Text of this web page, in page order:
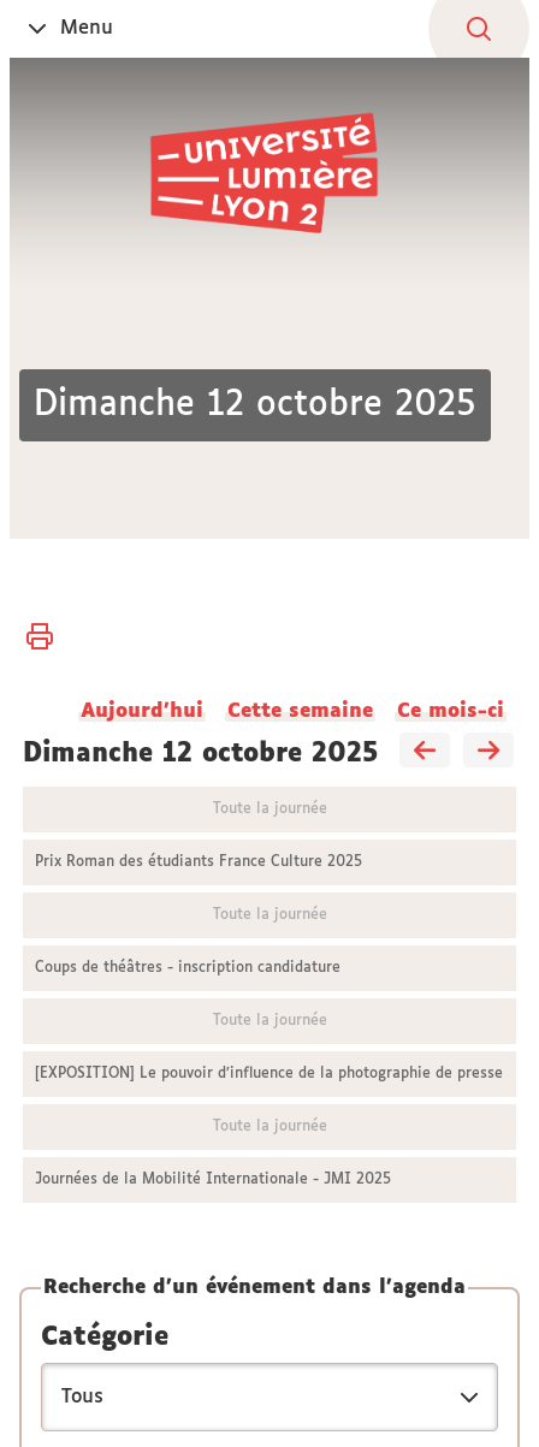
Ouvrir
le
Menu
Dimanche 12 octobre 2025
Vous
Accueil
Actualités
Aujourd'hui Cette semaine Ce mois-ci
dimanche 12 octobre 2025
Toute la journée
Prix Roman des étudiants France Culture 2025
Toute la journée
Coups de théâtres - inscription candidature
Toute la journée
[EXPOSITION] Le pouvoir d’influence de la photographie de presse
Toute la journée
Journées de la Mobilité Internationale - JMI 2025
Recherche d'un événement dans l'agenda
Catégorie